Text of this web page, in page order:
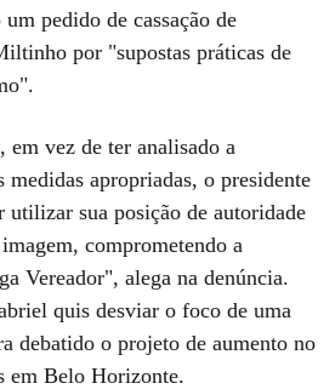
pedido de cassação de
por "supostas práticas de
em vez de ter analisado a
medidas apropriadas, o presidente
utilizar sua posição de autoridade
comprometendo a
Vereador", alega na denúncia.
quis desviar o foco de uma
debatido o projeto de aumento no
em Belo Horizonte.